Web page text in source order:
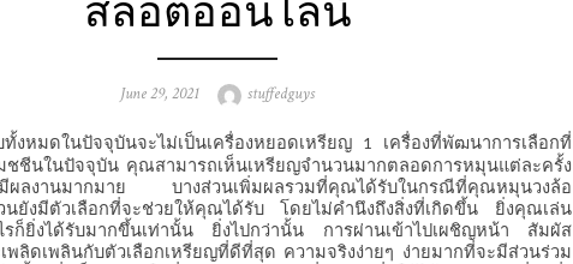
Posted
June 29, 2021 Author
stuffedguys
งหมดในปัจจุบันจะไม่เป็นเครื่องหยอดเหรียญ 1 เครื่องที่พัฒนาการเลือกที่
ชชีนในปัจจุบัน คุณสามารถเห็นเหรียญจำนวนมากตลอดการหมุนแต่ละครั้ง
ผลงานมากมาย
บางส่วนเพิ่มผลรวมที่คุณได้รับในกรณีที่คุณหมุนวงล้อ
นยังมีตัวเลือกที่จะช่วยให้คุณได้รับ โดยไม่คำนึงถึงสิ่งที่เกิดขึ้น
ยิ่งคุณเล่น
รก็ยิ่งได้รับมากขึ้นเท่านั้น
ยิ่งไปกว่านั้น การผ่านเข้าไปเผชิญหน้า
สัมผัส
พลิดเพลินกับตัวเลือกเหรียญที่ดีที่สุด ความจริงง่ายๆ ง่ายมากที่จะมีส่วนร่วม